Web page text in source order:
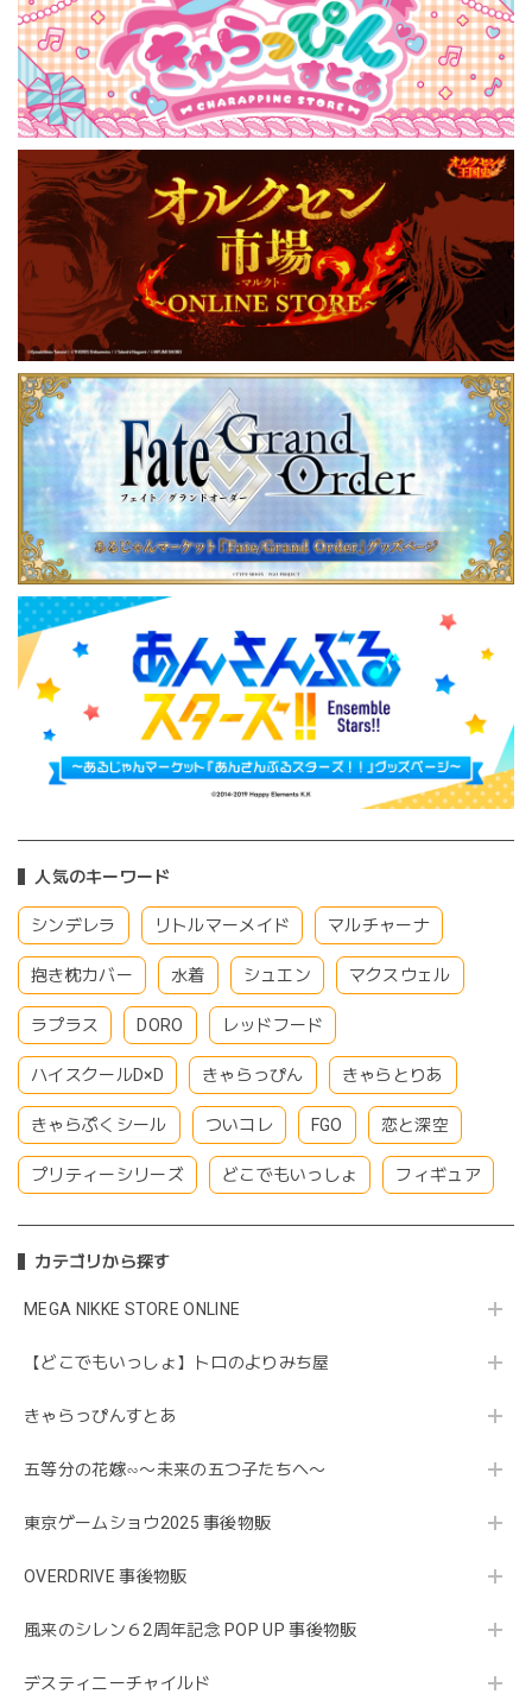
人気のキーワード
シンデレラ リトルマーメイド マルチャーナ
抱き枕カバー 水着 シュエン マクスウェル
ラプラス DORO レッドフード
ハイスクールD×D きゃらっぴん きゃらとりあ
きゃらぷくシール ついコレ FGO 恋と深空
プリティーシリーズ どこでもいっしょ フィギュア
カテゴリから探す
MEGA NIKKE STORE ONLINE
【どこでもいっしょ】トロのよりみち屋
きゃらっぴんすとあ
五等分の花嫁∽〜未来の五つ子たちへ〜
東京ゲームショウ2025 事後物販
OVERDRIVE 事後物販
風来のシレン６2周年記念 POP UP 事後物販
デスティニーチャイルド